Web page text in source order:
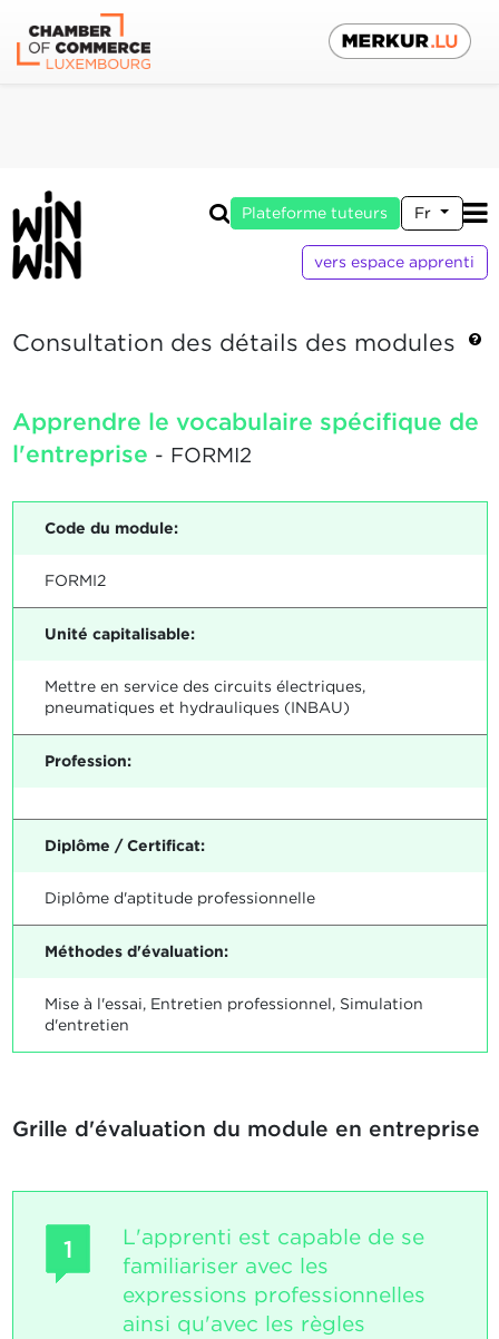
Plateforme tuteurs Fr
vers espace apprenti
Consultation des détails des modules
Apprendre le vocabulaire spécifique de
l'entreprise - FORMI2
Code du module:
FORMI2
Unité capitalisable:
Mettre en service des circuits électriques,
pneumatiques et hydrauliques (INBAU)
Profession:
Diplôme / Certificat:
Diplôme d'aptitude professionnelle
Méthodes d'évaluation:
Mise à l'essai, Entretien professionnel, Simulation
d'entretien
Grille d'évaluation du module en entreprise
1
L'apprenti est capable de se
familiariser avec les
expressions professionnelles
ainsi qu'avec les règles